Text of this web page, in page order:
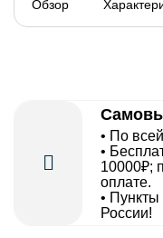
Обзор
• По
•
10000₽;
оплате.
•
России!